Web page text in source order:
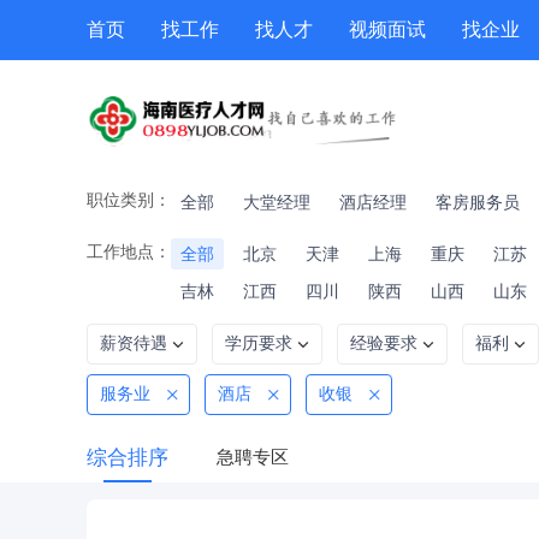
首页 找工作 找人才 视频面试 找企业
职位类别： 全部 大堂经理 酒店经理 客房服务员
工作地点： 全部 北京 天津 上海 重庆 江苏
吉林
江西 四川 陕西 山西 山东
薪资待遇 学历要求 经验要求 福利
服务业 酒店 收银
综合排序 急聘专区